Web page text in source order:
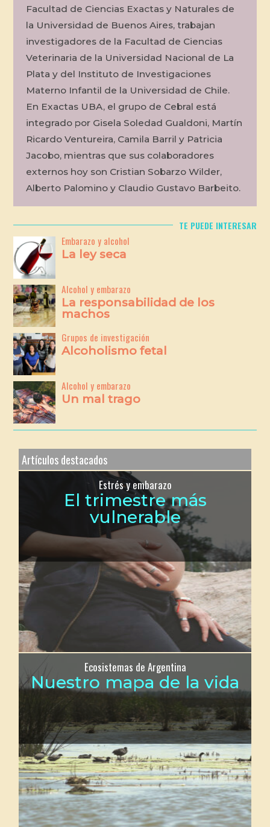
Facultad de Ciencias Exactas y Naturales de
la Universidad de Buenos Aires, trabajan
investigadores de la Facultad de Ciencias
Veterinaria de la Universidad Nacional de La
Plata y del Instituto de Investigaciones
Materno Infantil de la Universidad de Chile.
En Exactas UBA, el grupo de Cebral está
integrado por Gisela Soledad Gualdoni, Martín
Ricardo Ventureira, Camila Barril y Patricia
Jacobo, mientras que sus colaboradores
externos hoy son Cristian Sobarzo Wilder,
Alberto Palomino y Claudio Gustavo Barbeito.
TE PUEDE INTERESAR
Embarazo y alcohol
La ley seca
Alcohol y embarazo
La responsabilidad de los
machos
Grupos de investigación
Alcoholismo fetal
Alcohol y embarazo
Un mal trago
Artículos destacados
Estrés y embarazo
El trimestre más
vulnerable
Ecosistemas de Argentina
Nuestro mapa de la vida